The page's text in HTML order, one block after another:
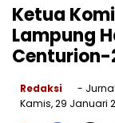
Ketua
Lampung
Centurion-
Redaksi
-
Kamis, 29 Januari